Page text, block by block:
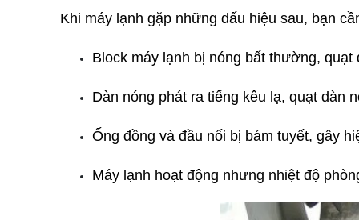
Khi máy lạnh gặp những dấu hiệu sau, bạn
Block máy lạnh bị nóng bất thường,
Dàn nóng phát ra tiếng kêu lạ, quạt dàn
Ống đồng và đầu nối bị bám tuyết, gây
Máy lạnh hoạt động nhưng nhiệt độ